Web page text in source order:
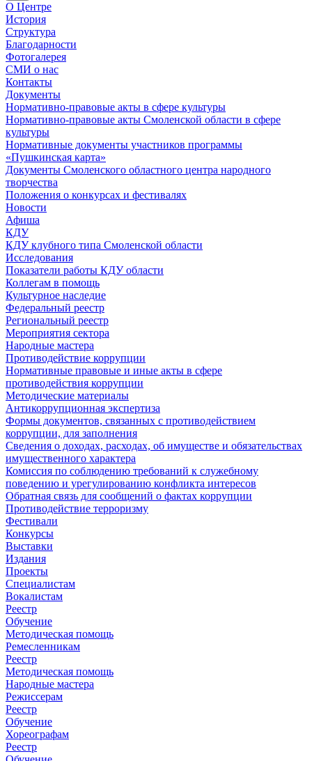
О Центре
История
Структура
Благодарности
Фотогалерея
СМИ о нас
Контакты
Документы
Нормативно-правовые акты в сфере культуры
Нормативно-правовые акты Смоленской области в сфере
культуры
Нормативные документы участников программы
«Пушкинская карта»
Документы Смоленского областного центра народного
творчества
Положения о конкурсах и фестивалях
Новости
Афиша
КДУ
КДУ клубного типа Смоленской области
Исследования
Показатели работы КДУ области
Коллегам в помощь
Культурное наследие
Федеральный реестр
Региональный реестр
Мероприятия сектора
Народные мастера
Противодействие коррупции
Нормативные правовые и иные акты в сфере
противодействия коррупции
Методические материалы
Антикоррупционная экспертиза
Формы документов, связанных с противодействием
коррупции, для заполнения
Сведения о доходах, расходах, об имуществе и обязательствах
имущественного характера
Комиссия по соблюдению требований к служебному
поведению и урегулированию конфликта интересов
Обратная связь для сообщений о фактах коррупции
Противодействие терроризму
Фестивали
Конкурсы
Выставки
Издания
Проекты
Специалистам
Вокалистам
Реестр
Обучение
Методическая помощь
Ремесленникам
Реестр
Методическая помощь
Народные мастера
Режиссерам
Реестр
Обучение
Хореографам
Реестр